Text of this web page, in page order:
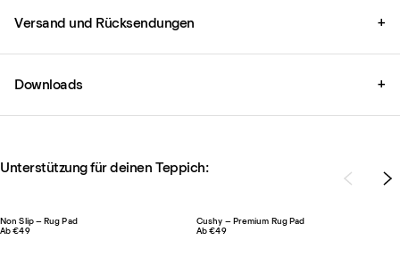
Versand und Rücksendungen +
Downloads +
Unterstützung für deinen Teppich:
Non Slip – Rug Pad
Ab €49
Cushy – Premium Rug Pad
Ab €49